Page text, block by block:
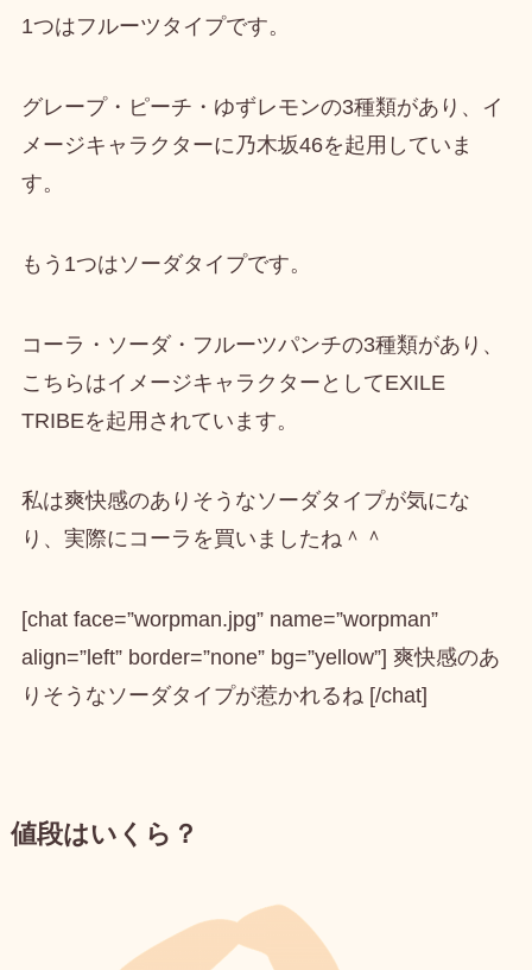
1つはフルーツタイプです。
グレープ・ピーチ・ゆずレモンの3種類があり、イ
メージキャラクターに乃木坂46を起用していま
す。
もう1つはソーダタイプです。
コーラ・ソーダ・フルーツパンチの3種類があり、
こちらはイメージキャラクターとしてEXILE
TRIBEを起用されています。
私は爽快感のありそうなソーダタイプが気にな
り、実際にコーラを買いましたね＾＾
[chat face=”worpman.jpg” name=”worpman”
align=”left” border=”none” bg=”yellow”] 爽快感のあ
りそうなソーダタイプが惹かれるね [/chat]
値段はいくら？